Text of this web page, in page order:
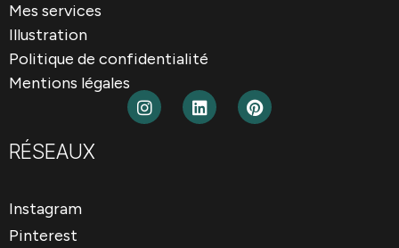
Mes services
Illustration
Politique de confidentialité
Mentions légales
RÉSEAUX
Instagram
Pinterest